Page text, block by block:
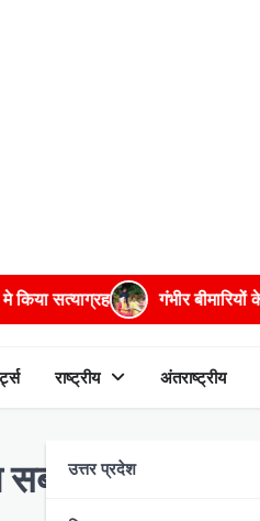
बीमारियों के इलाज में भरपूर मदद करेगी
राष्ट्रीय
उत्तर प्रदेश
अंतराष्ट्रीय
मंहगे विदेशी